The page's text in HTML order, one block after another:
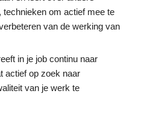
om actief mee te
van de werking van
in je job continu naar
actief op zoek naar
van je werk te